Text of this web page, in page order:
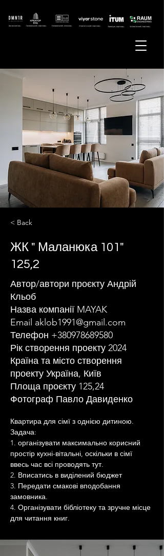
< Back
ЖК " Маланюка 101"
125,2
Автор/автори проєкту Андрій
Кльоб
Назва компанії MAYAK
Email aklob1991@gmail.com
Телефон +380978689580
Рік створення проекту 2024
Країна та місто створення
проекту Україна, Київ
Площа проєкту 125,24
Фотограф Павло Давиденко
Квартира для сімї з однією дитиною.
Задача:
1. організувати максимально корисний
простір кухні-вітальні, оскільки в сімї
ввесь час всі проводять тут.
2. Вписатись в виділений бюджет
3. Передати смакові вподобання
замовника.
4. Організувати бібліотеку та зручне місце
для читання книг.